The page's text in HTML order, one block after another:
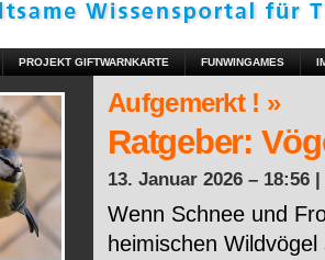
PROJEKT GIFTWARNKARTE FUNWINGAMES
Aufgemerkt ! »
Ratgeber:
13. Januar 2026 – 18:56 |
Wenn Schnee und
heimischen